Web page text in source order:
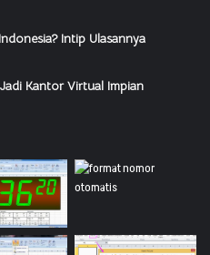
Intip Ulasannya
Kantor Virtual Impian